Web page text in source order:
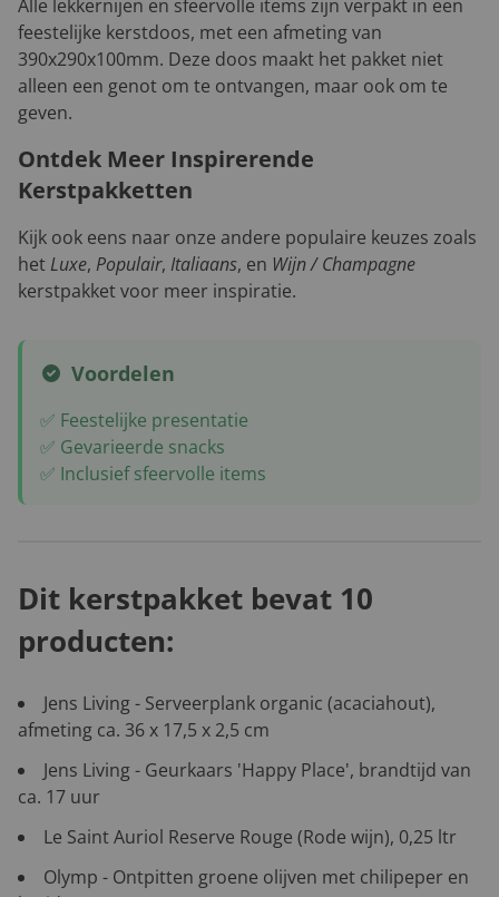
Alle lekkernijen en sfeervolle items zijn verpakt in een
feestelijke kerstdoos, met een afmeting van
390x290x100mm. Deze doos maakt het pakket niet
alleen een genot om te ontvangen, maar ook om te
geven.
Ontdek Meer Inspirerende
Kerstpakketten
Kijk ook eens naar onze andere populaire keuzes zoals
hetLuxe, Populair, Italiaans, en Wijn / Champagne
kerstpakket voor meer inspiratie.
Voordelen
✅ Feestelijke presentatie
✅ Gevarieerde snacks
✅ Inclusief sfeervolle items
Dit kerstpakket bevat 10
producten:
Jens Living - Serveerplank organic (acaciahout),
afmeting ca. 36 x 17,5 x 2,5 cm
Jens Living - Geurkaars 'Happy Place', brandtijd van
ca. 17 uur
Le Saint Auriol Reserve Rouge (Rode wijn), 0,25 ltr
Olymp - Ontpitten groene olijven met chilipeper en